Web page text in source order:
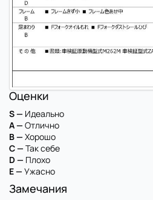
Оценки
S — Идеально
A — Отлично
B — Хорошо
C — Так себе
D — Плохо
E — Ужасно
Замечания